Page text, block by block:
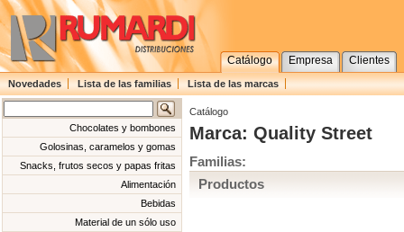
Catálogo Empresa Clientes
Novedades Lista de las familias Lista de las marcas
Catálogo
Marca: Quality Street
Familias:
Productos
Chocolates y bombones
Golosinas, caramelos y gomas
Snacks, frutos secos y papas fritas
Alimentación
Bebidas
Material de un sólo uso